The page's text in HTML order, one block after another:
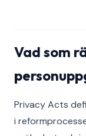
Vad som
Privacy Acts
i